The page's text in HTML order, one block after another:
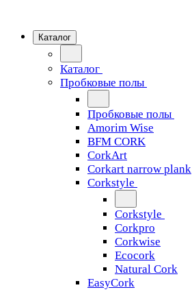
Каталог
Каталог
Пробковые полы
Пробковые полы
Amorim Wise
BFM CORK
CorkArt
Corkart narrow plank
Corkstyle
Corkstyle
Corkpro
Corkwise
Ecocork
Natural Cork
EasyCork